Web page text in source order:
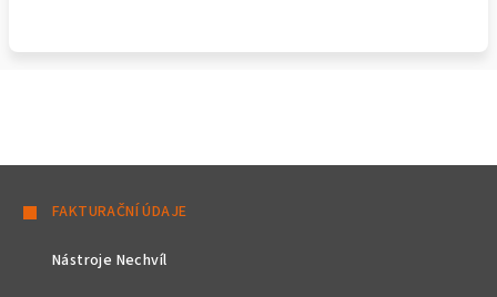
FAKTURAČNÍ ÚDAJE
Nástroje Nechvíl